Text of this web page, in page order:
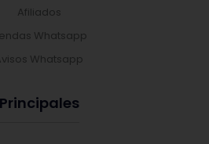
Afiliados
Whatsapp
Whatsapp
Principales